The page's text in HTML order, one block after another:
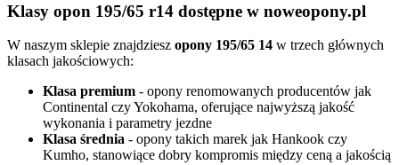
Klasy opon 195/65 r14 dostępne w noweopony.pl
W naszym sklepie znajdziesz opony 195/65 14 w trzech głównych
klasach jakościowych:
Klasa premium - opony renomowanych producentów jak
Continental czy Yokohama, oferujące najwyższą jakość
wykonania i parametry jezdne
Klasa średnia - opony takich marek jak Hankook czy
Kumho, stanowiące dobry kompromis między ceną a jakością